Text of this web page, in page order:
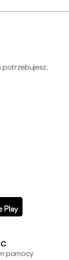
potrzebujesz,
pomocy